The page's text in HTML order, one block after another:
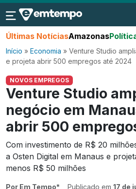
Últimas NotíciasAmazonas
Início » Economia » Venture Studio
e projeta abrir 500 empregos até 2024
NOVOS EMPREGOS
Venture Studio
negócio em
abrir 500
Com investimento de R$ 20
a Osten Digital em Manaus e
menos R$ 50 milhões
Por Em Tempo* Publicado em 17 de